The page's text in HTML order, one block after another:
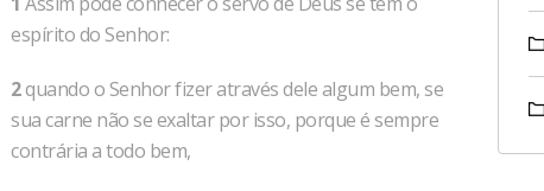
espírito do Senhor:
2quando o Senhor fizer através dele algum bem, se
sua carne não se exaltar por isso, porque é sempre
contrária a todo bem,